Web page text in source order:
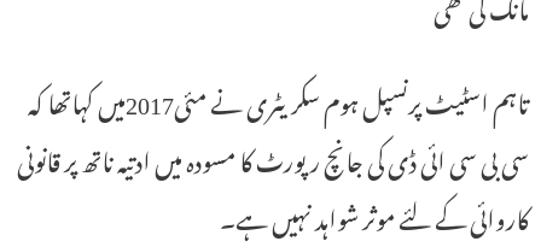
تاہم اسٹیٹ پرنسپل ہوم سکریٹری نے مئی2017میں کہاتھا کہ
سی بی سی ائی ڈی کی جانچ رپورٹ کا مسودہ میں ادتیہ ناتھ پر قانونی
کاروائی کے لئے موثر شواہد نہیں ہے۔